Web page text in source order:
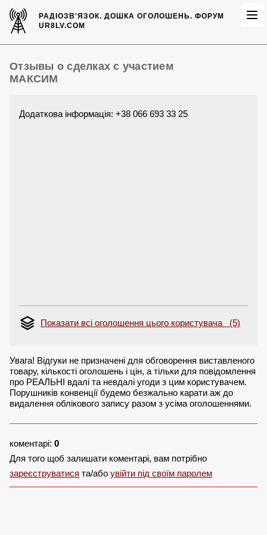
РАДІОЗВ'ЯЗОК.ДОШКА ОГОЛОШЕНЬ. ФОРУМ
UR8LV.COM
Отзывы о сделках с участием
МАКСИМ
Додаткова інформація: +38 066 693 33 25
Показати всі оголошення цього користувача (5)
Увага! Відгуки не призначені для обговорення виставленого
товару, кількості оголошень і цін, а тільки для повідомлення
про РЕАЛЬНІ вдалі та невдалі угоди з цим користувачем.
Порушників конвенції будемо безжально карати аж до
видалення облікового запису разом з усіма оголошеннями.
коментарі: 0
Для того щоб залишати коментарі, вам потрібно
зареєструватися та/або увійти під своїм паролем